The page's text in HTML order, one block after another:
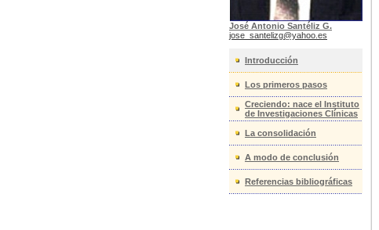
José Antonio Santéliz G.
jose_santelizg@yahoo.es
Introducción
Los primeros pasos
Creciendo: nace el Instituto
de Investigaciones Clínicas
La consolidación
A modo de conclusión
Referencias bibliográficas